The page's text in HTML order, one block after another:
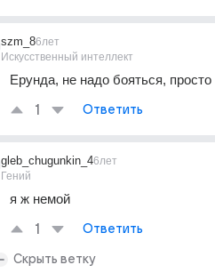
szm_8
Искусственный интеллект
6лет
Ерунда, не надо бояться,
1 Ответить
gleb_chugunkin_4
Гений
6лет
я ж немой
1 Ответить
Скрыть ветку